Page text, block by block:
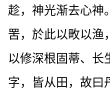
趁，神光渐去心神
罟，於此以畋以渔
以修深根固蒂、长
字，皆从田，故曰